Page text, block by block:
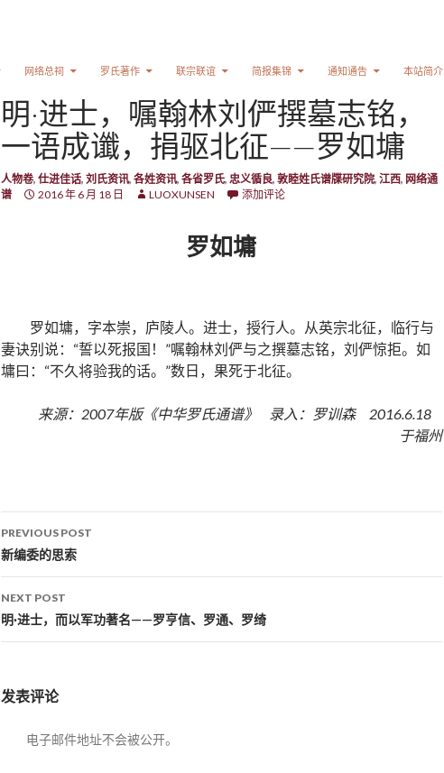
网络总祠 罗氏著作 联宗联谊 简报集锦 通知通告 本站简介
明·进士，嘱翰林刘俨撰墓志铭，
一语成谶，捐驱北征——罗如墉
人物卷, 仕进佳话, 刘氏资讯, 各姓资讯, 各省罗氏, 忠义循良, 敦睦姓氏谱牒研究院, 江西, 网络通
谱
2016 年 6 月 18 日 LUOXUNSEN 添加评论
罗如墉
罗如墉，字本崇，庐陵人。进士，授行人。从英宗北征，临行与
妻诀别说：“誓以死报国！”嘱翰林刘俨与之撰墓志铭，刘俨惊拒。如
墉曰：“不久将验我的话。”数日，果死于北征。
来源：2007年版《中华罗氏通谱》 录入：罗训森 2016.6.18
于福州
Post navigation
PREVIOUS POST
新编委的思索
NEXT POST
明·进士，而以军功著名——罗亨信、罗通、罗绮
发表评论
电子邮件地址不会被公开。